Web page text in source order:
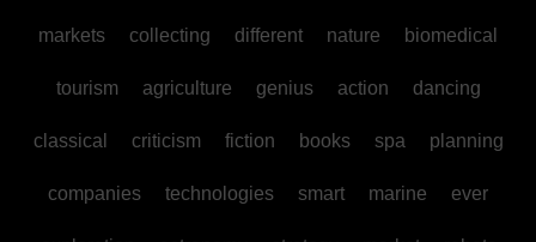
markets collecting different nature biomedical
tourism agriculture genius action dancing
classical criticism fiction books spa planning
companies technologies smart marine ever